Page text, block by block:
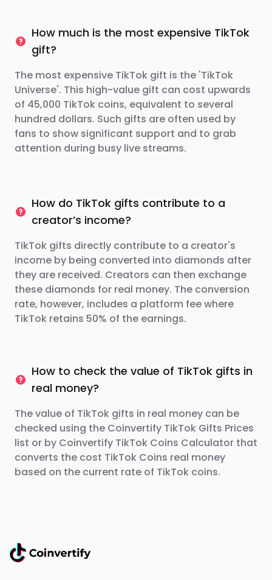
How much is the most expensive TikTok
gift?
The most expensive TikTok gift is the 'TikTok
Universe'. This high-value gift can cost upwards
of 45,000 TikTok coins, equivalent to several
hundred dollars. Such gifts are often used by
fans to show significant support and to grab
attention during busy live streams.
How do TikTok gifts contribute to a
creator’s income?
TikTok gifts directly contribute to a creator's
income by being converted into diamonds after
they are received. Creators can then exchange
these diamonds for real money. The conversion
rate, however, includes a platform fee where
TikTok retains 50% of the earnings.
How to check the value of TikTok gifts in
real money?
The value of TikTok gifts in real money can be
checked using the Coinvertify TikTok Gifts Prices
list or by Coinvertify TikTok Coins Calculator that
converts the cost TikTok Coins real money
based on the current rate of TikTok coins.